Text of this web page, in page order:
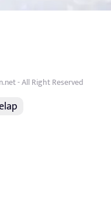
- All Right Reserved